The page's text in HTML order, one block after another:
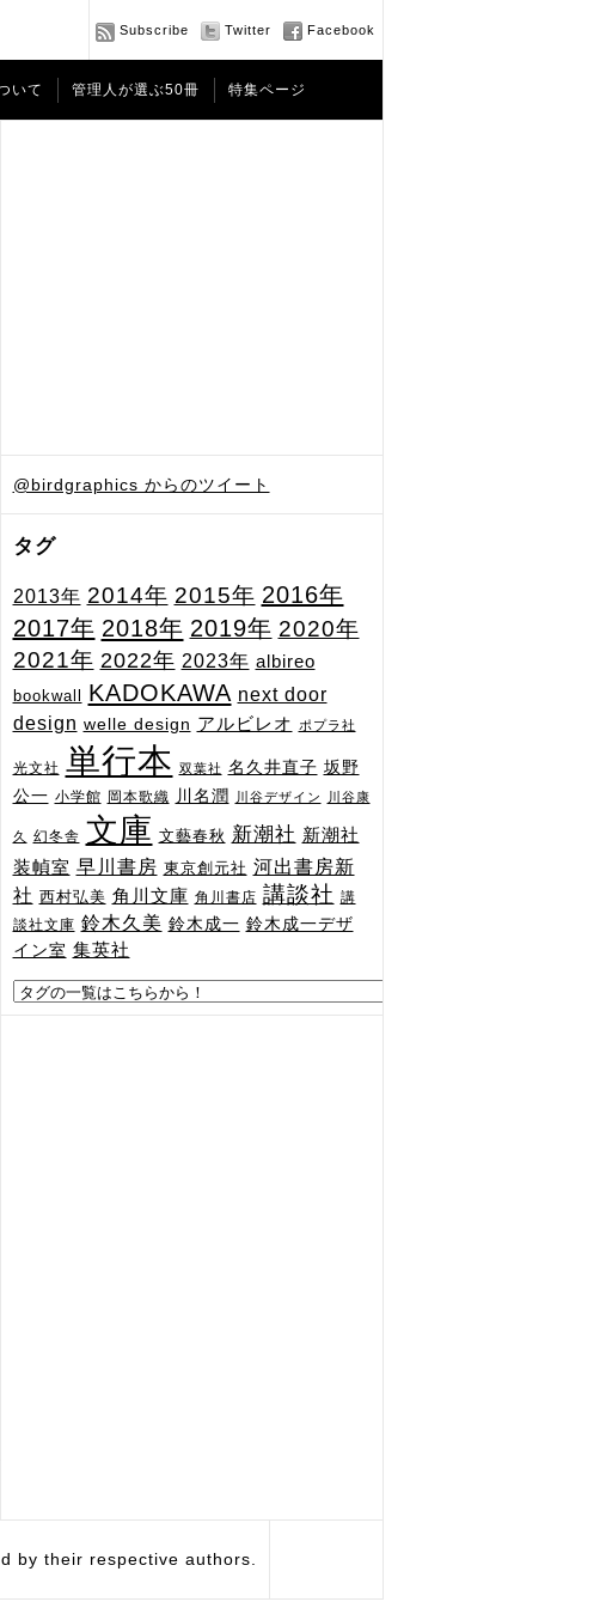
Subscribe Twitter Facebook
いて 管理人が選ぶ50冊 特集ページ
@birdgraphics からのツイート
タグ
2013年 2014年 2015年 2016年
2017年 2018年 2019年 2020年
2021年 2022年 2023年 albireo
bookwall KADOKAWA next door
design welle design アルビレオ ポプラ社
光文社 単行本 双葉社 名久井直子 坂野
公一 小学館 岡本歌織 川名潤 川谷デザイン 川谷康
久 幻冬舎 文庫 文藝春秋 新潮社 新潮社
装幀室 早川書房 東京創元社 河出書房新
社 西村弘美 角川文庫 角川書店 講談社 講
談社文庫 鈴木久美 鈴木成一 鈴木成一デザ
イン室 集英社
by their respective authors.